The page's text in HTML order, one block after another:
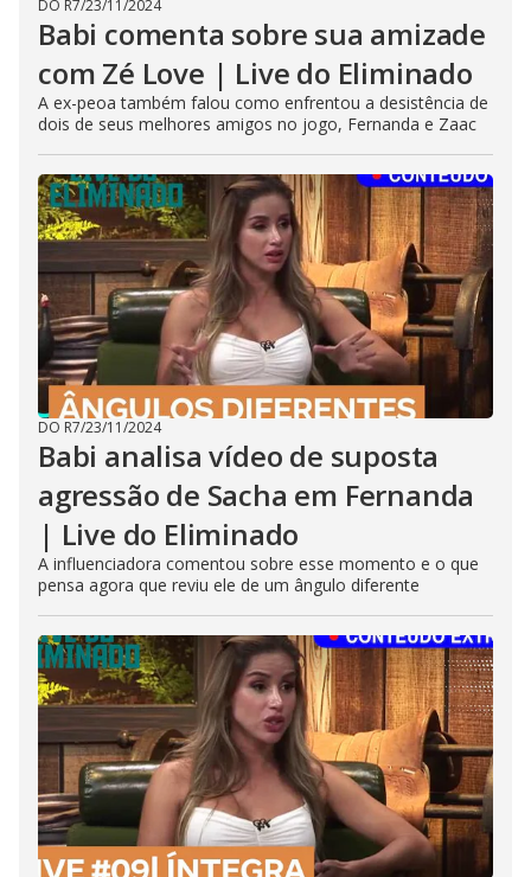
DO R7/23/11/2024
Babi comenta sobre sua amizade
com Zé Love | Live do Eliminado
A ex-peoa também falou como enfrentou a desistência de
dois de seus melhores amigos no jogo, Fernanda e Zaac
DO R7/23/11/2024
Babi analisa vídeo de suposta
agressão de Sacha em Fernanda
| Live do Eliminado
A influenciadora comentou sobre esse momento e o que
pensa agora que reviu ele de um ângulo diferente